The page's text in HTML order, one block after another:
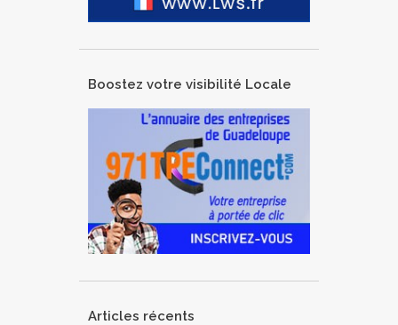
Boostez votre visibilité Locale
Articles récents